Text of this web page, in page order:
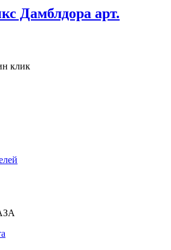
Дамблдора арт.
клик